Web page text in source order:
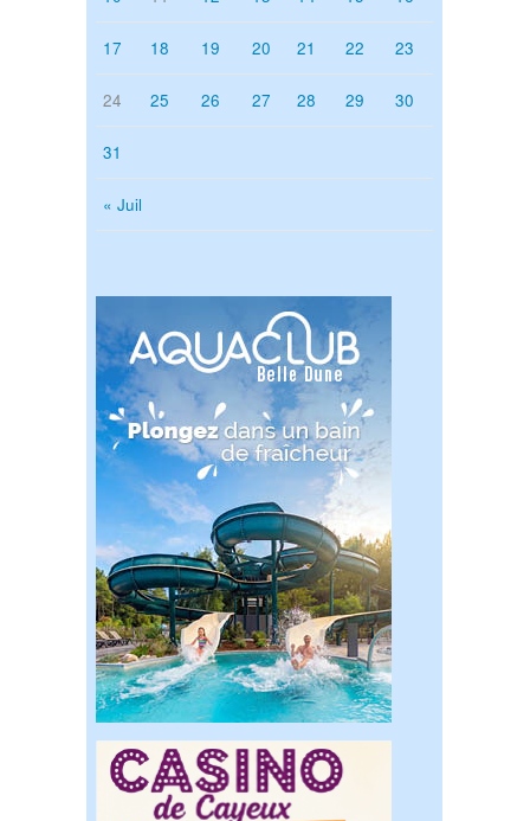
« Juil
17 18 19 20 21 22 23
24 25 26 27 28 29 30
31